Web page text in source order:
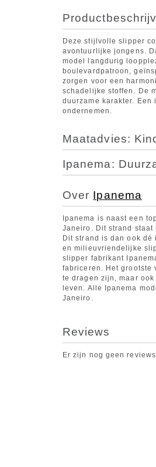
Deze stijlvolle slipper
avontuurlijke jongens.
model langdurig
boulevardpatroon,
zorgen voor een
schadelijke stoffen. De
duurzame karakter.
ondernemen.
Maatadvies:
Ipanema:
Over Ipanema
Ipanema is naast een
Janeiro. Dit strand staat
Dit strand is dan ook dé
en milieuvriendelijke
slipper fabrikant
fabriceren. Het grootste
te dragen zijn, maar
leven. Alle Ipanema
Janeiro.
Reviews
Er zijn nog geen